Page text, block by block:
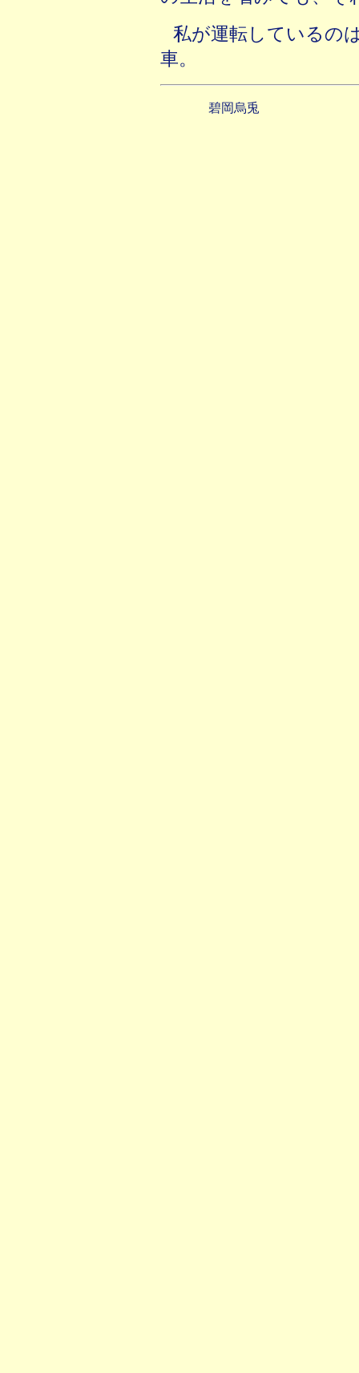
私が運転しているの
車。
碧岡烏兎